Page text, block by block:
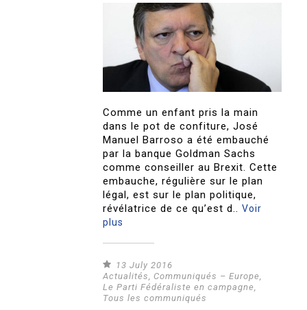
Comme un enfant pris la main
dans le pot de confiture, José
Manuel Barroso a été embauché
par la banque Goldman Sachs
comme conseiller au Brexit. Cette
embauche, régulière sur le plan
légal, est sur le plan politique,
révélatrice de ce qu’est d..Voir
plus
13 July 2016
Actualités, Communiqués – Europe,
Le Parti Fédéraliste en campagne,
Tous les communiqués